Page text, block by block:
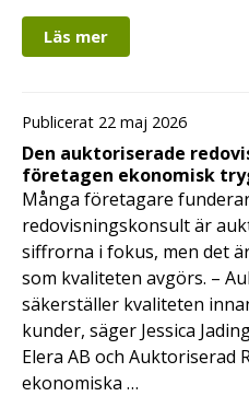
Läs mer
Publicerat 22 maj 2026
Den auktoriserade
företagen ekonomisk
Många företagare
redovisningskonsult är
siffrorna i fokus, men det
som kvaliteten avgörs. –
säkerställer kvaliteten
kunder, säger Jessica
Elera AB och Auktoriserad
ekonomiska …